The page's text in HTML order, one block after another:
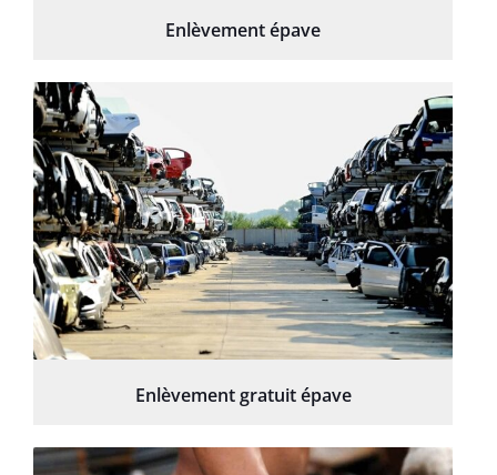
Enlèvement épave
Enlèvement gratuit épave